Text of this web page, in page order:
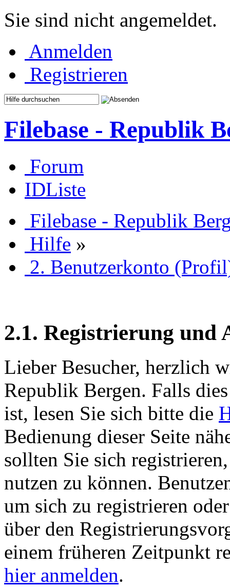
Sie sind nicht angemeldet.
Anmelden
Registrieren
Filebase - Republik
Forum
IDListe
Filebase - Republik
Hilfe »
2. Benutzerkonto
2.1. Registrierung und
Lieber Besucher, herzlich
Republik Bergen. Falls
ist, lesen Sie sich bitte die
Bedienung dieser Seite
sollten Sie sich
nutzen zu können.
um sich zu registrieren
über den
einem früheren Zeitpunkt
hier anmelden.